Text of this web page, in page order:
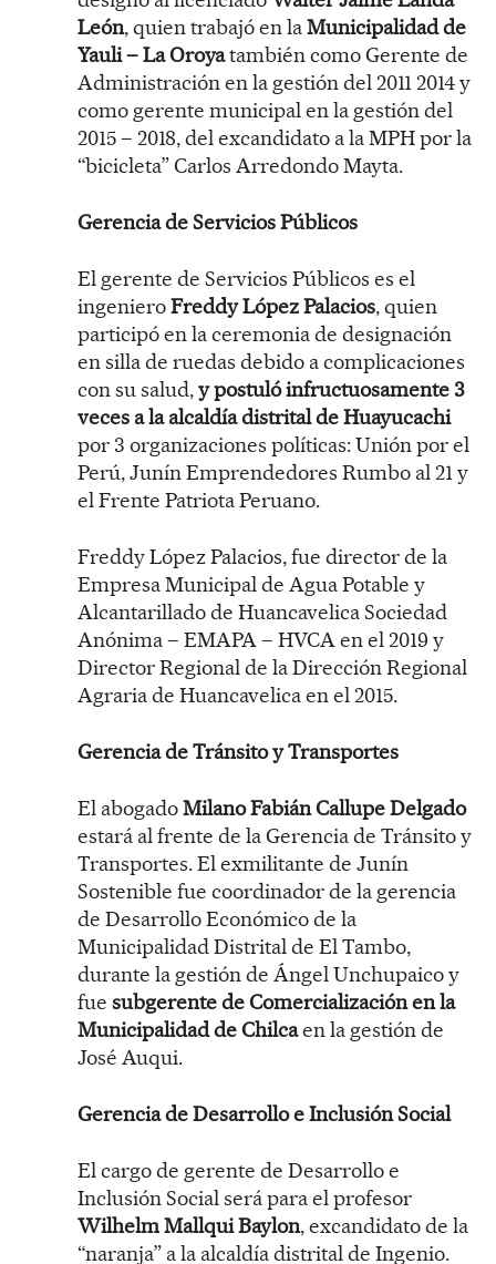
León, quien trabajó en laMunicipalidad de
Yauli – La Oroyatambién como Gerente de
Administración en la gestión del 2011 2014 y
como gerente municipal en la gestión del
2015 – 2018, del excandidato a la MPH por la
“bicicleta” Carlos Arredondo Mayta.
Gerencia de Servicios Públicos
El gerente de Servicios Públicos es el
ingenieroFreddy López Palacios, quien
participó en la ceremonia de designación
en silla de ruedas debido a complicaciones
con su salud,y postuló infructuosamente 3
veces a la alcaldía distrital de Huayucachi
por 3 organizaciones políticas: Unión por el
Perú, Junín Emprendedores Rumbo al 21 y
el Frente Patriota Peruano.
Freddy López Palacios, fue director de la
Empresa Municipal de Agua Potable y
Alcantarillado de Huancavelica Sociedad
Anónima – EMAPA – HVCA en el 2019 y
Director Regional de la Dirección Regional
Agraria de Huancavelica en el 2015.
Gerencia de Tránsito y Transportes
El abogadoMilano Fabián Callupe Delgado
estará al frente de la Gerencia de Tránsito y
Transportes. El exmilitante de Junín
Sostenible fue coordinador de la gerencia
de Desarrollo Económico de la
Municipalidad Distrital de El Tambo,
durante la gestión de Ángel Unchupaico y
fue subgerente de Comercialización en la
Municipalidad de Chilcaen la gestión de
José Auqui.
Gerencia de Desarrollo e Inclusión Social
El cargo de gerente de Desarrollo e
Inclusión Social será para el profesor
Wilhelm Mallqui Baylon, excandidato de la
“naranja” a la alcaldía distrital de Ingenio.